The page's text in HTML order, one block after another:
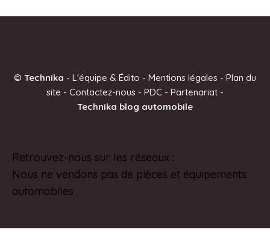
© Technika - L'équipe & Édito - Mentions légales - Plan du
site - Contactez-nous - PDC - Partenariat -
Technika blog automobile
Retrouvez-nous sur les réseaux :
Nous ne vendons pas de pièces et équipements
automobiles